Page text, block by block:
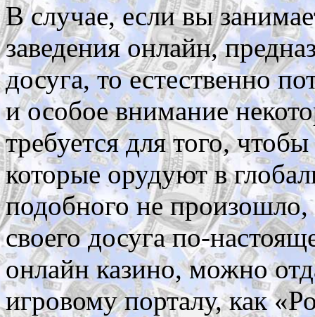
В случае, если вы
заведения онлайн,
досуга, то естественно
и особое внимание
требуется для того,
которые орудуют в
подобного не
своего досуга по-
онлайн казино, можно
игровому порталу, как